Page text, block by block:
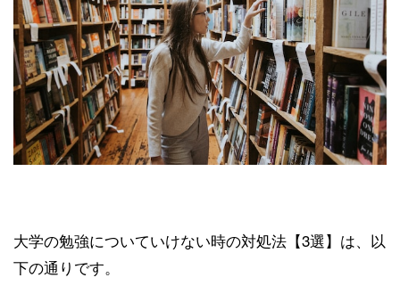
大学の勉強についていけない時の対処法【3選】は、以
下の通りです。